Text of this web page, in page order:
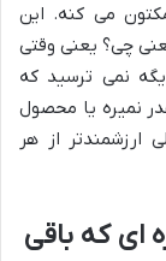
می کنه. این
چی؟ یعنی وقتی
نمی ترسید که
نمیره یا محصول
از هر
ای که باقی